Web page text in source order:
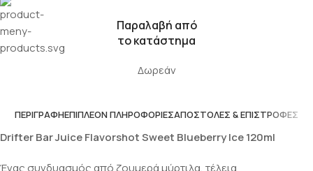
Παραλαβή από
το κατάστημα
Δωρεάν
ΠΕΡΙΓΡΑΦΉΕΠΙΠΛΈΟΝ ΠΛΗΡΟΦΟΡΊΕΣΑΠΟΣΤΟΛΈΣ & ΕΠΙΣΤΡΟΦΈΣ
Drifter Bar Juice Flavorshot Sweet Blueberry Ice 120ml
Ένας συνδυασμός από ζουμερά μύρτιλα, τέλεια